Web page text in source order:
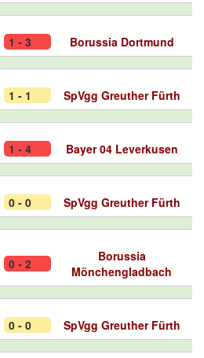
1 - 3 Borussia Dortmund
1 - 1 SpVgg Greuther Fürth
1 - 4 Bayer 04 Leverkusen
0 - 0 SpVgg Greuther Fürth
0 - 2
Borussia
Mönchengladbach
0 - 0 SpVgg Greuther Fürth